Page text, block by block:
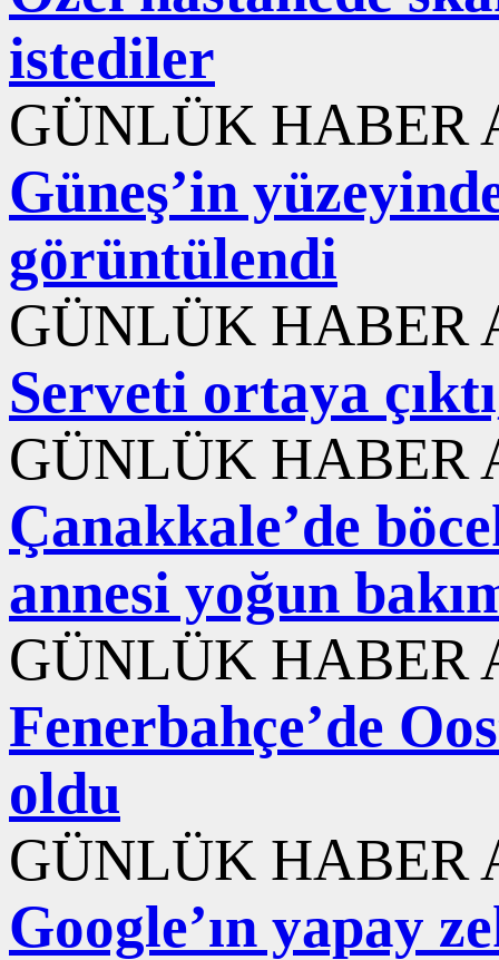
istediler
GÜNLÜK HABER
Güneş’in
görüntülendi
GÜNLÜK HABER
Serveti ortaya
GÜNLÜK HABER
Çanakkale’de
annesi yoğun
GÜNLÜK HABER
Fenerbahçe’de
oldu
GÜNLÜK HABER
Google’ın yapay